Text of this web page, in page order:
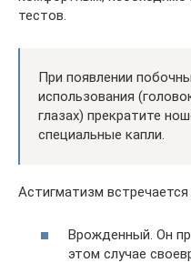
тестов.
При появлении
использования
глазах) прекратите
специальные капли.
Астигматизм встречается
Врожденный. Он
этом случае